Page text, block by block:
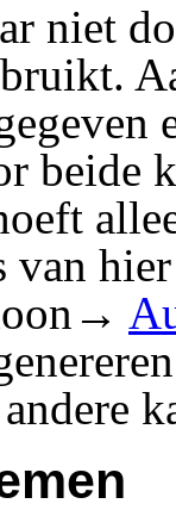
niet
beide
van